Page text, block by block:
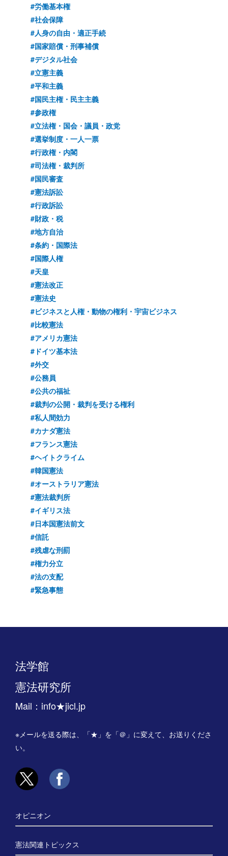
#労働基本権
#社会保障
#人身の自由・適正手続
#国家賠償・刑事補償
#デジタル社会
#立憲主義
#平和主義
#国民主権・民主主義
#参政権
#立法権・国会・議員・政党
#選挙制度・一人一票
#行政権・内閣
#司法権・裁判所
#国民審査
#憲法訴訟
#行政訴訟
#財政・税
#地方自治
#条約・国際法
#国際人権
#天皇
#憲法改正
#憲法史
#ビジネスと人権・動物の権利・宇宙ビジネス
#比較憲法
#アメリカ憲法
#ドイツ基本法
#外交
#公務員
#公共の福祉
#裁判の公開・裁判を受ける権利
#私人間効力
#カナダ憲法
#フランス憲法
#ヘイトクライム
#韓国憲法
#オーストラリア憲法
#憲法裁判所
#イギリス法
#日本国憲法前文
#信託
#残虐な刑罰
#権力分立
#法の支配
#緊急事態
法学館
憲法研究所
Mail：info★jicl.jp
※メールを送る際は、「★」を「＠」に変えて、お送りくださ
い。
オピニオン
憲法関連トピックス